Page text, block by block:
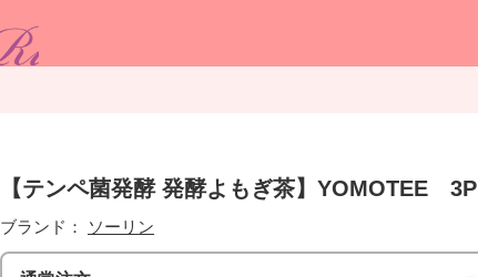
【テンペ菌発酵 発酵よもぎ茶】YOMOTEE 3P
ブランド： ソーリン